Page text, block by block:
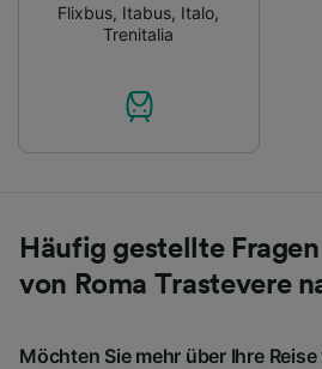
Flixbus, Itabus, Italo,
Trenitalia
Häufig gestellte
von Roma Trastevere
Möchten Sie mehr über Ihre